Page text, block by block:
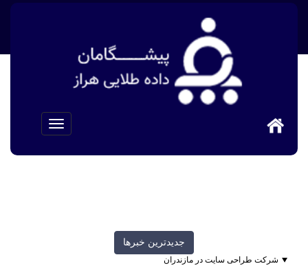
جديدترين خبرها
شرکت طراحی سایت در مازندران